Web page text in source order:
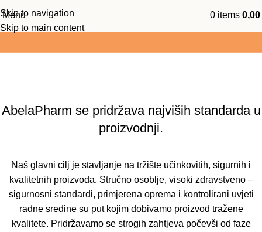
Skip to navigation
Skip to main content
Menu 0 items 0,00
Ukoliko je vrijednost košarice preko 25 EUR - BOX NOW
AbelaPharm se pridržava najviših standarda u
proizvodnji.
Naš glavni cilj je stavljanje na tržište učinkovitih, sigurnih i
kvalitetnih proizvoda. Stručno osoblje, visoki zdravstveno –
sigurnosni standardi, primjerena oprema i kontrolirani uvjeti
radne sredine su put kojim dobivamo proizvod tražene
kvalitete. Pridržavamo se strogih zahtjeva počevši od faze